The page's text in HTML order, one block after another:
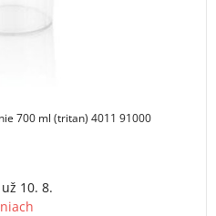
700 ml (tritan) 4011 91000
10. 8.